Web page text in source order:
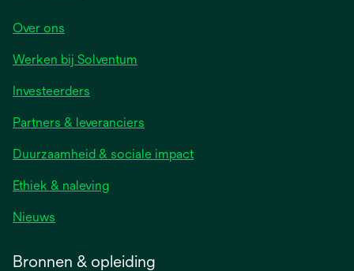
Over ons
Werken bij Solventum
Investeerders
Partners & leveranciers
Duurzaamheid & sociale impact
Ethiek & naleving
Nieuws
Bronnen & opleiding